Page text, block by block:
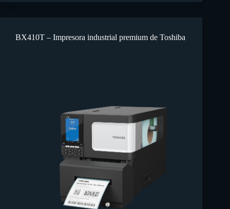
BX410T – Impresora industrial premium de Toshiba